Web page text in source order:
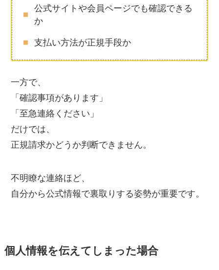
公式サイトや会員ページでも確認できる
か
支払い方法が正規手段か
一方で、
「確認事項があります」
「至急連絡ください」
だけでは、
正規請求かどうか判断できません。
不明瞭な連絡ほど、
自分から公式情報で裏取りする姿勢が重要です。
個人情報を伝えてしまった場合